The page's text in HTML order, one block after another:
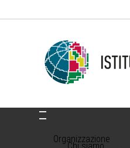
Organizzazione